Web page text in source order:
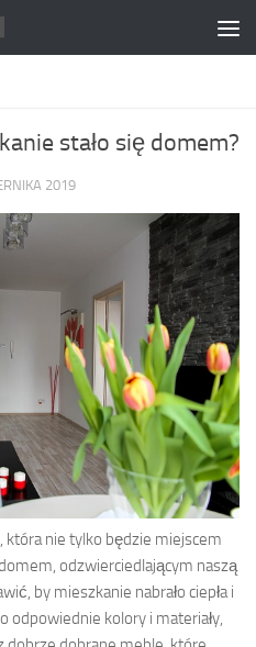
stało się domem?
2019
która nie tylko będzie miejscem
odzwierciedlającym naszą
by mieszkanie nabrało ciepła i
odpowiednie kolory i materiały,